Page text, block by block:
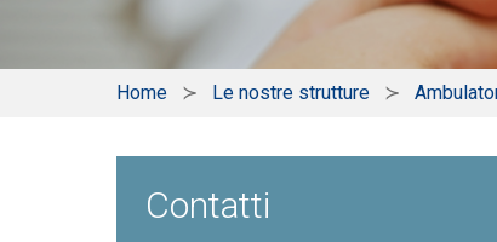
Home Le nostre strutture
Contatti